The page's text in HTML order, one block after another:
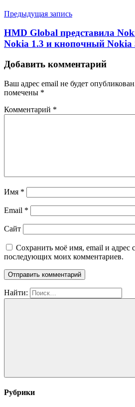
Предыдущая запись
HMD Global представила
Nokia 1.3 и кнопочный Nokia
Добавить комментарий
Ваш адрес email не будет
помечены *
Комментарий *
Имя *
Email *
Сайт
Сохранить моё имя, email и адрес
последующих моих комментариев.
Найти:
Рубрики